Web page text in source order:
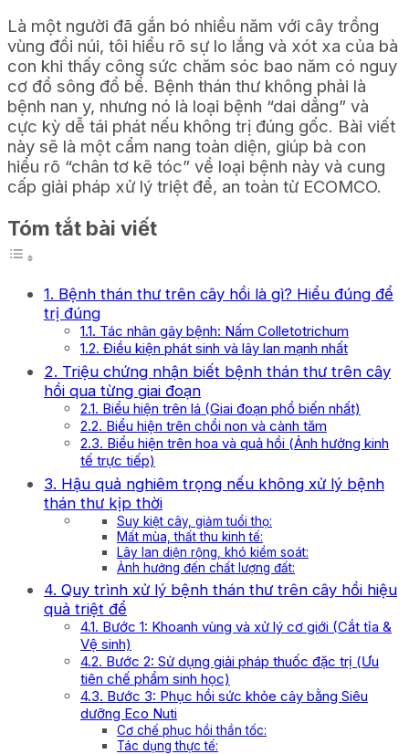
Là một người đã gắn bó nhiều năm với cây trồng
vùng đồi núi, tôi hiểu rõ sự lo lắng và xót xa của bà
con khi thấy công sức chăm sóc bao năm có nguy
cơ đổ sông đổ bể. Bệnh thán thư không phải là
bệnh nan y, nhưng nó là loại bệnh “dai dẳng” và
cực kỳ dễ tái phát nếu không trị đúng gốc. Bài viết
này sẽ là một cẩm nang toàn diện, giúp bà con
hiểu rõ “chân tơ kẽ tóc” về loại bệnh này và cung
cấp giải pháp xử lý triệt để, an toàn từ ECOMCO.
Tóm tắt bài viết
1. Bệnh thán thư trên cây hồi là gì? Hiểu đúng để
trị đúng
1.1. Tác nhân gây bệnh: Nấm Colletotrichum
1.2. Điều kiện phát sinh và lây lan mạnh nhất
2. Triệu chứng nhận biết bệnh thán thư trên cây
hồi qua từng giai đoạn
2.1. Biểu hiện trên lá (Giai đoạn phổ biến nhất)
2.2. Biểu hiện trên chồi non và cành tăm
2.3. Biểu hiện trên hoa và quả hồi (Ảnh hưởng kinh
tế trực tiếp)
3. Hậu quả nghiêm trọng nếu không xử lý bệnh
thán thư kịp thời
Suy kiệt cây, giảm tuổi thọ:
Mất mùa, thất thu kinh tế:
Lây lan diện rộng, khó kiểm soát:
Ảnh hưởng đến chất lượng đất:
4. Quy trình xử lý bệnh thán thư trên cây hồi hiệu
quả triệt để
4.1. Bước 1: Khoanh vùng và xử lý cơ giới (Cắt tỉa &
Vệ sinh)
4.2. Bước 2: Sử dụng giải pháp thuốc đặc trị (Ưu
tiên chế phẩm sinh học)
4.3. Bước 3: Phục hồi sức khỏe cây bằng Siêu
dưỡng Eco Nuti
Cơ chế phục hồi thần tốc:
Tác dụng thực tế: